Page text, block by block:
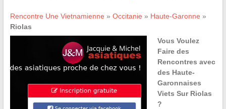
Rencontre Une Vietnamienne » Occitanie » Haute-Garonne »
Riolas
Vous Voulez
Faire des
Rencontres avec
des Haute-
Garonnaises
Viets Sur Riolas
?